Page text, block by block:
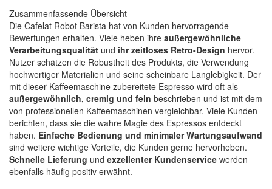
Zusammenfassende Übersicht
Die Cafelat Robot Barista hat von Kunden hervorragende
Bewertungen erhalten. Viele heben ihre außergewöhnliche
Verarbeitungsqualität und ihr zeitloses Retro-Design hervor.
Nutzer schätzen die Robustheit des Produkts, die Verwendung
hochwertiger Materialien und seine scheinbare Langlebigkeit. Der
mit dieser Kaffeemaschine zubereitete Espresso wird oft als
außergewöhnlich, cremig und fein beschrieben und ist mit dem
von professionellen Kaffeemaschinen vergleichbar. Viele Kunden
berichten, dass sie die wahre Magie des Espressos entdeckt
haben. Einfache Bedienung und minimaler Wartungsaufwand
sind weitere wichtige Vorteile, die Kunden gerne hervorheben.
Schnelle Lieferung und exzellenter Kundenservice werden
ebenfalls häufig positiv erwähnt.